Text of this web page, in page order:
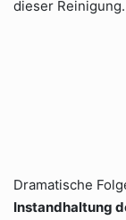
dieser Reinigung.
Dramatische
Instandhaltung